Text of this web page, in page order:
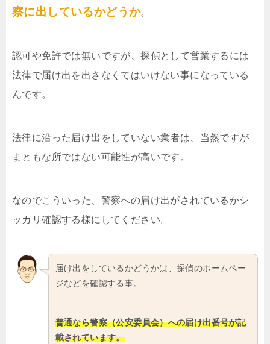
察に出しているかどうか。
認可や免許では無いですが、探偵として営業するには
法律で届け出を出さなくてはいけない事になっている
んです。
法律に沿った届け出をしていない業者は、当然ですが
まともな所ではない可能性が高いです。
なのでこういった、警察への届け出がされているかシ
ッカリ確認する様にしてください。
届け出をしているかどうかは、探偵のホームペー
ジなどを確認する事。
普通なら警察（公安委員会）への届け出番号が記
載されています。